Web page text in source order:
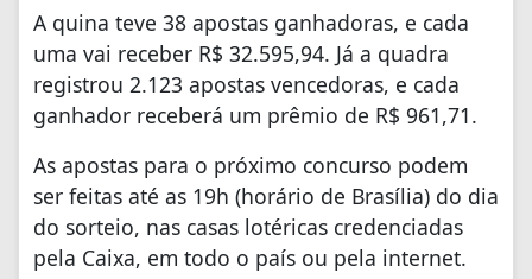
A quina teve 38 apostas ganhadoras, e cada
uma vai receber R$ 32.595,94. Já a quadra
registrou 2.123 apostas vencedoras, e cada
ganhador receberá um prêmio de R$ 961,71.
As apostas para o próximo concurso podem
ser feitas até as 19h (horário de Brasília) do dia
do sorteio, nas casas lotéricas credenciadas
pela Caixa, em todo o país ou pela internet.